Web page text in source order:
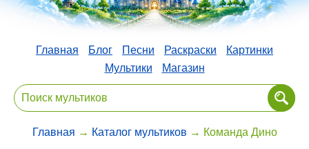
Главная Блог Песни Раскраски
Картинки
Мультики
Магазин
Главная → Каталог мультиков → Команда Дино